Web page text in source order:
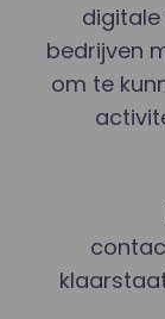
bedrijven
om te